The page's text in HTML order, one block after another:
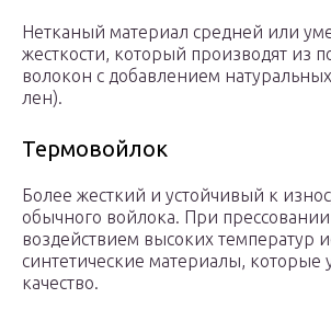
Нетканый материал средней или
жесткости, который производят из
волокон с добавлением
лен).
Термовойлок
Более жесткий и устойчивый к
обычного войлока. При
воздействием высоких температур
синтетические материалы, которые
качество.